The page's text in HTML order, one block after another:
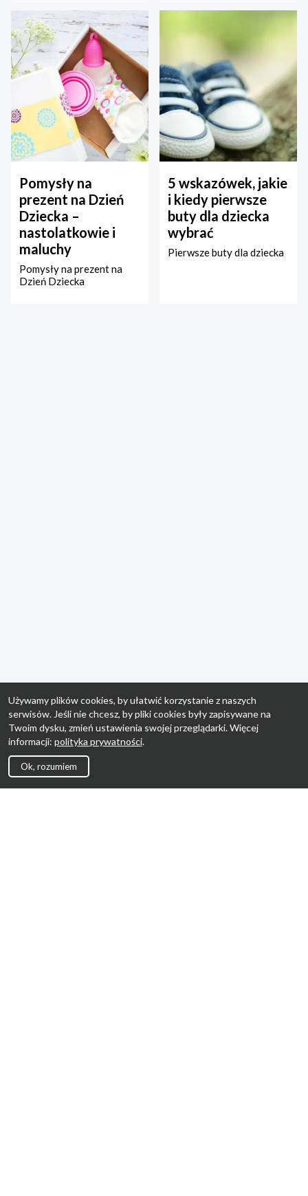
Pomysły na
prezent na Dzień
Dziecka –
nastolatkowie i
maluchy
Pomysły na prezent na
Dzień Dziecka
5 wskazówek, jakie
i kiedy pierwsze
buty dla dziecka
wybrać
Pierwsze buty dla dziecka
Używamy plików cookies, by ułatwić korzystanie z naszych
serwisów. Jeśli nie chcesz, by pliki cookies były zapisywane na
Twoim dysku, zmień ustawienia swojej przeglądarki. Więcej
informacji: polityka prywatności.
Ok, rozumiem